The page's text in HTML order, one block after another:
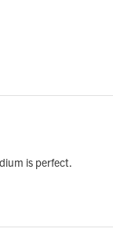
is perfect.